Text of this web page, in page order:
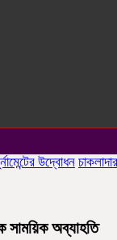
উদ্বোধন চাকলাদার
অব্যাহতি